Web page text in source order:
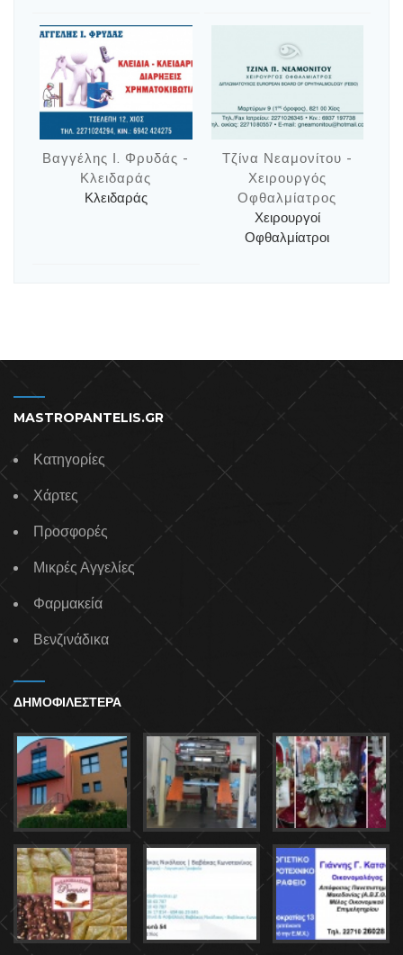
Βαγγέλης Ι. Φρυδάς -
Κλειδαράς
Κλειδαράς
Τζίνα Νεαμονίτου -
Χειρουργός
Οφθαλμίατρος
Χειρουργοί
Οφθαλμίατροι
MASTROPANTELIS.GR
Κατηγορίες
Χάρτες
Προσφορές
Μικρές Αγγελίες
Φαρμακεία
Βενζινάδικα
ΔΗΜΟΦΙΛΕΣΤΕΡΑ